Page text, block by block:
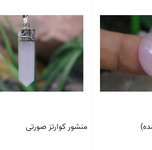
منشور کوارتز صورتی